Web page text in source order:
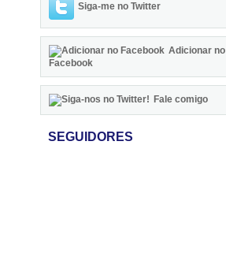
Siga-me no Twitter
Adicionar no
Facebook
Fale comigo
SEGUIDORES